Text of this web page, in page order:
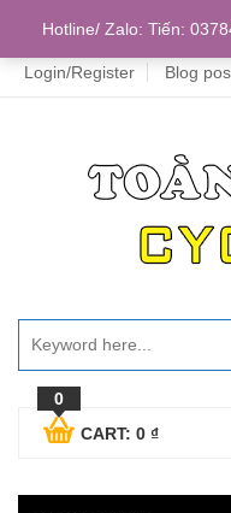
Login/Register Blog
0
CART: 0 ₫
Hotline/ Zalo: Tiến: